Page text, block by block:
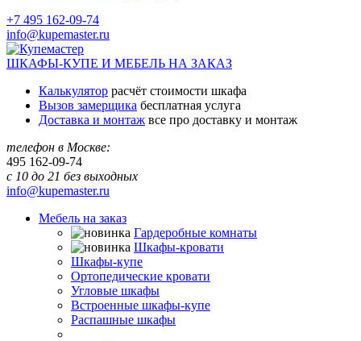
+7 495 162-09-74
info@kupemaster.ru
ШКАФЫ-КУПЕ И МЕБЕЛЬ НА ЗАКАЗ
Калькулятор расчёт стоимости шкафа
Вызов замерщика бесплатная услуга
Доставка и монтаж все про доставку и монтаж
телефон в Москве:
495 162-09-74
с 10 до 21 без выходных
info@kupemaster.ru
Мебель на заказ
Гардеробные комнаты
Шкафы-кровати
Шкафы-купе
Ортопедические кровати
Угловые шкафы
Встроенные шкафы-купе
Распашные шкафы